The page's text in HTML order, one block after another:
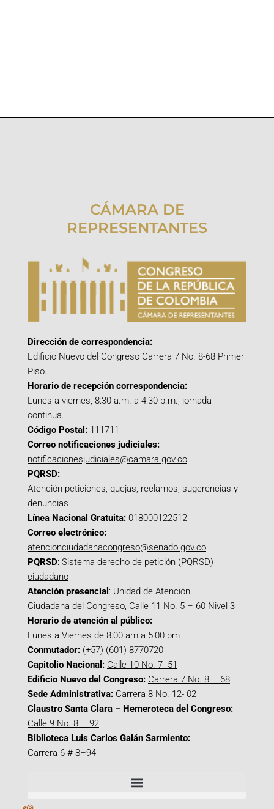
CÁMARA DE
REPRESENTANTES
Dirección de correspondencia:
Edificio Nuevo del Congreso Carrera 7 No. 8-68 Primer
Piso.
Horario de recepción correspondencia:
Lunes a viernes, 8:30 a.m. a 4:30 p.m., jornada
continua.
Código Postal: 111711
Correo notificaciones judiciales:
notificacionesjudiciales@camara.gov.co
PQRSD:
Atención peticiones, quejas, reclamos, sugerencias y
denuncias
Línea Nacional Gratuita: 018000122512
Correo electrónico:
atencionciudadanacongreso@senado.gov.co
PQRSD: Sistema derecho de petición (PQRSD)
ciudadano
Atención presencial : Unidad de Atención
Ciudadana del Congreso, Calle 11 No. 5 – 60 Nivel 3
Horario de atención al público:
Lunes a Viernes de 8:00 am a 5:00 pm
Conmutador: (+57) (601) 8770720
Capitolio Nacional: Calle 10 No. 7- 51
Edificio Nuevo del Congreso: Carrera 7 No. 8 – 68
Sede Administrativa: Carrera 8 No. 12- 02
Claustro Santa Clara – Hemeroteca del Congreso:
Calle 9 No. 8 – 92
Biblioteca Luis Carlos Galán Sarmiento:
Carrera 6 # 8–94